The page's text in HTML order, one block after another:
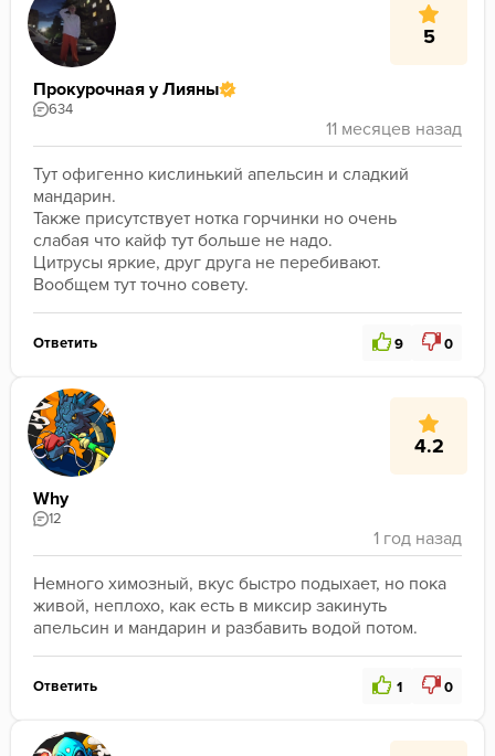
5
Прокурочная у Лияны
634
Тут офигенно кислинький апельсин и сладкий
мандарин.
Также присутствует нотка горчинки но очень
слабая что кайф тут больше не надо.
Цитрусы яркие, друг друга не перебивают.
Вообщем тут точно совету.
Ответить 9 0
4.2
Why
12
Немного химозный, вкус быстро подыхает, но пока
живой, неплохо, как есть в миксир закинуть
апельсин и мандарин и разбавить водой потом.
Ответить 1 0